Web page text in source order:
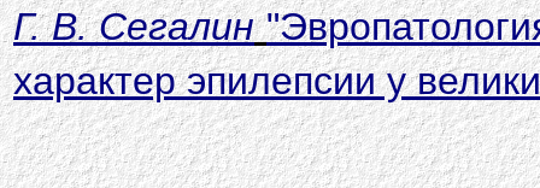
Г. В. Сегалин
характер эпилепсии у